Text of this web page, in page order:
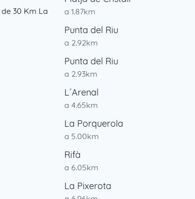
30 Km La
a 1.87km
Punta del Riu
a 2.92km
Punta del Riu
a 2.93km
L´Arenal
a 4.65km
La Porquerola
a 5.00km
Rifà
a 6.05km
La Pixerota